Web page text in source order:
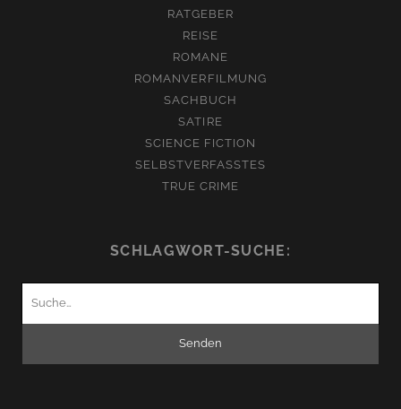
RATGEBER
REISE
ROMANE
ROMANVERFILMUNG
SACHBUCH
SATIRE
SCIENCE FICTION
SELBSTVERFASSTES
TRUE CRIME
SCHLAGWORT-SUCHE: